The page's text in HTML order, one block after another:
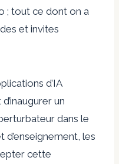
; tout ce dont on a
et invites
d’IA
un
dans le
d’enseignement, les
cette